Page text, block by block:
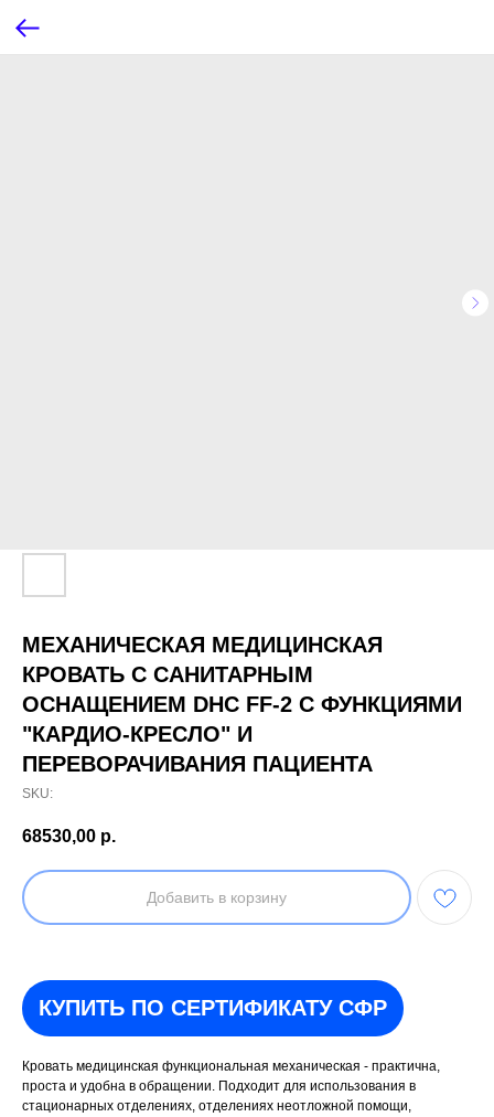
МЕХАНИЧЕСКАЯ МЕДИЦИНСКАЯ
КРОВАТЬ С САНИТАРНЫМ
ОСНАЩЕНИЕМ DHC FF-2 С ФУНКЦИЯМИ
"КАРДИО-КРЕСЛО" И
ПЕРЕВОРАЧИВАНИЯ ПАЦИЕНТА
SKU:
68530,00 р.
Добавить в корзину
КУПИТЬ ПО СЕРТИФИКАТУ СФР
Кровать медицинская функциональная механическая - практична,
проста и удобна в обращении. Подходит для использования в
стационарных отделениях, отделениях неотложной помощи,